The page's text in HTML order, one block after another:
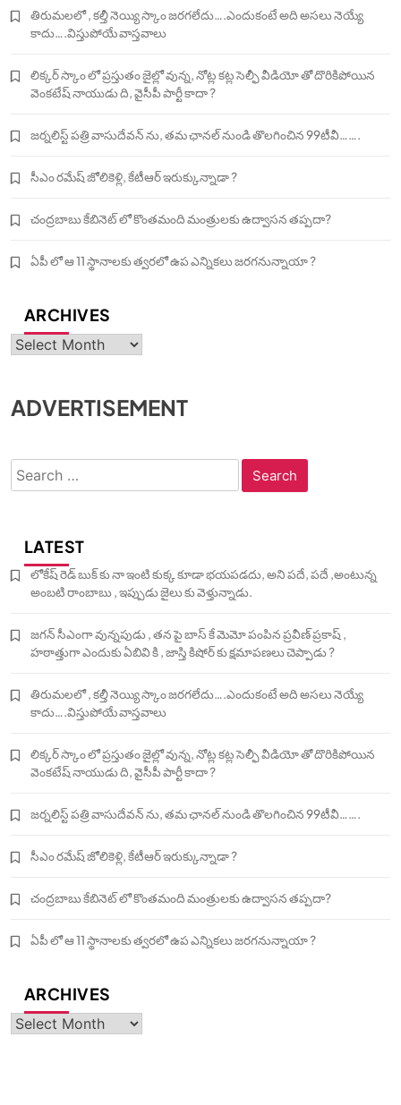
తిరుమలలో , కల్తీ నెయ్యి స్కాం జరగలేదు….ఎందుకంటే అది అసలు నెయ్యే
కాదు….విస్తుపోయే వాస్తవాలు
లిక్కర్ స్కాం లో ప్రస్తుతం జైల్లో వున్న, నోట్ల కట్ల సెల్ఫీ వీడియో తో దొరికిపోయిన
వెంకటేష్ నాయుడు ది, వైసీపీ పార్టీ కాదా ?
జర్నలిస్ట్ పత్రి వాసుదేవన్ ను, తమ ఛానల్ నుండి తొలగించిన 99టీవీ…….
సీఎం రమేష్ జోలికెళ్లి, కేటీఆర్ ఇరుక్కున్నాడా ?
చంద్రబాబు కేబినెట్ లో కొంతమంది మంత్రులకు ఉద్వాసన తప్పదా?
ఏపీ లో ఆ 11 స్థానాలకు త్వరలో ఉప ఎన్నికలు జరగనున్నాయా ?
ARCHIVES
Archives
ADVERTISEMENT
Search
for:
LATEST
లోకేష్ రెడ్ బుక్ కు నా ఇంటి కుక్క కూడా భయపడదు, అని పదే, పదే ,అంటున్న
అంబటి రాంబాబు , ఇప్పుడు జైలు కు వెళ్తున్నాడు.
జగన్ సీఎంగా వున్నపుడు , తన పై బాస్ కే మెమో పంపిన ప్రవీణ్ ప్రకాష్ ,
హఠాత్తుగా ఎందుకు ఏబివి కి , జాస్తి కిషోర్ కు క్షమాపణలు చెప్పాడు ?
తిరుమలలో , కల్తీ నెయ్యి స్కాం జరగలేదు….ఎందుకంటే అది అసలు నెయ్యే
కాదు….విస్తుపోయే వాస్తవాలు
లిక్కర్ స్కాం లో ప్రస్తుతం జైల్లో వున్న, నోట్ల కట్ల సెల్ఫీ వీడియో తో దొరికిపోయిన
వెంకటేష్ నాయుడు ది, వైసీపీ పార్టీ కాదా ?
జర్నలిస్ట్ పత్రి వాసుదేవన్ ను, తమ ఛానల్ నుండి తొలగించిన 99టీవీ…….
సీఎం రమేష్ జోలికెళ్లి, కేటీఆర్ ఇరుక్కున్నాడా ?
చంద్రబాబు కేబినెట్ లో కొంతమంది మంత్రులకు ఉద్వాసన తప్పదా?
ఏపీ లో ఆ 11 స్థానాలకు త్వరలో ఉప ఎన్నికలు జరగనున్నాయా ?
ARCHIVES
Archives